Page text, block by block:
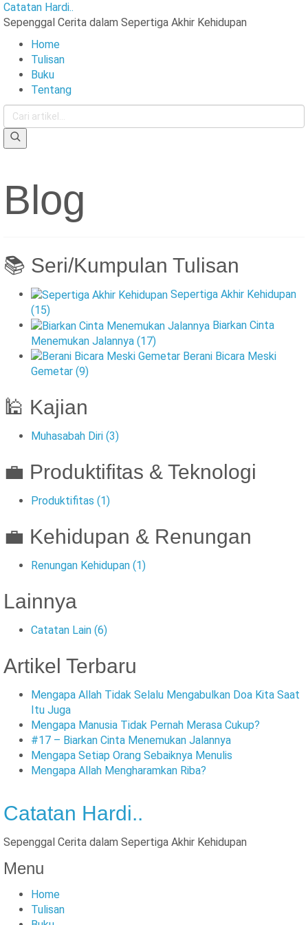
Catatan Hardi..
Sepenggal Cerita dalam Sepertiga Akhir Kehidupan
Home
Tulisan
Buku
Tentang
Cari:
Blog
📚 Seri/Kumpulan Tulisan
Sepertiga Akhir Kehidupan
(15)
Biarkan Cinta
Menemukan Jalannya (17)
Berani Bicara Meski
Gemetar (9)
🕌 Kajian
Muhasabah Diri (3)
💼 Produktifitas & Teknologi
Produktifitas (1)
💼 Kehidupan & Renungan
Renungan Kehidupan (1)
Lainnya
Catatan Lain (6)
Artikel Terbaru
Mengapa Allah Tidak Selalu Mengabulkan Doa Kita Saat
Itu Juga
Mengapa Manusia Tidak Pernah Merasa Cukup?
#17 – Biarkan Cinta Menemukan Jalannya
Mengapa Setiap Orang Sebaiknya Menulis
Mengapa Allah Mengharamkan Riba?
Catatan Hardi..
Sepenggal Cerita dalam Sepertiga Akhir Kehidupan
Menu
Home
Tulisan